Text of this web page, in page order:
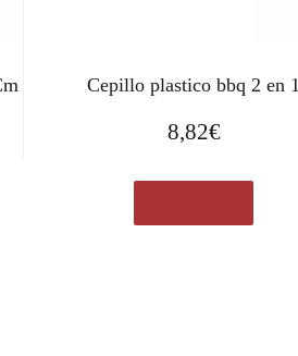
Cepillo plastico bbq 2 en 1
8,82€